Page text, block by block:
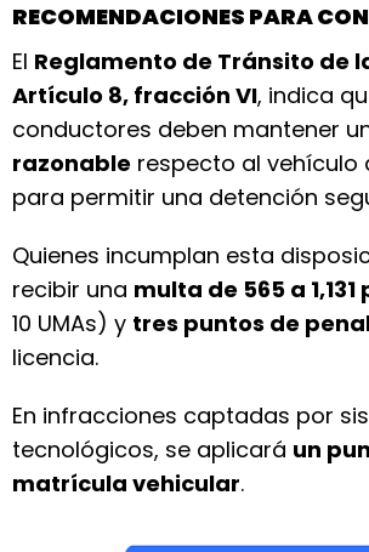
RECOMENDACIONES PARA
El Reglamento de Tránsito de
Artículo 8, fracción VI, indica
conductores deben mantener
razonable respecto al vehículo
para permitir una detención
Quienes incumplan esta
recibir una multa de 565 a 1,131
10 UMAs) y tres puntos de
licencia.
En infracciones captadas por
tecnológicos, se aplicará un
matrícula vehicular.